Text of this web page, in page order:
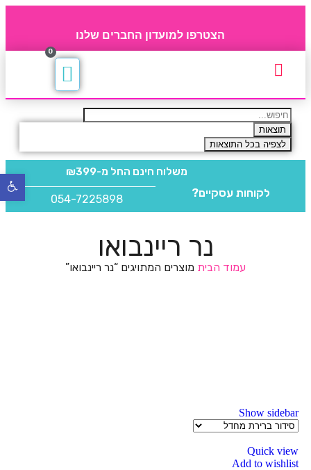
הצטרפו למועדון החברים שלנו
0
תוצאות
לצפיה בכל התוצאות
משלוח חינם החל מ-₪399
לקוחות עסקיים? 054-7225898
נר ריינבואו
עמוד הבית מוצרים המתויגים “נר ריינבואו”
Show sidebar
Quick view
Add to wishlist
פתח